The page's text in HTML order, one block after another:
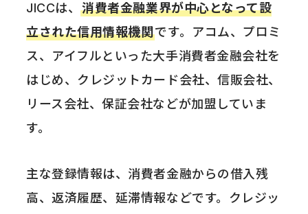
JICCは、消費者金融業界が中心となって設
立された信用情報機関です。アコム、プロミ
ス、アイフルといった大手消費者金融会社を
はじめ、クレジットカード会社、信販会社、
リース会社、保証会社などが加盟していま
す。
主な登録情報は、消費者金融からの借入残
高、返済履歴、延滞情報などです。クレジッ